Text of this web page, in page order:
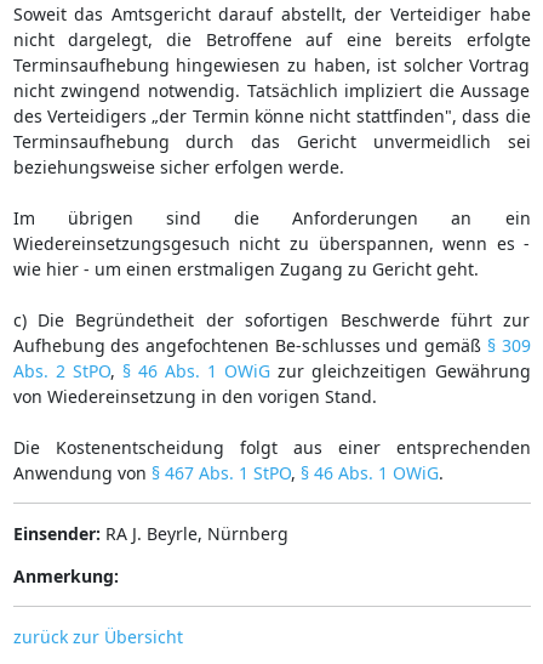
Soweit das Amtsgericht darauf abstellt, der Verteidiger habe
nicht dargelegt, die Betroffene auf eine bereits erfolgte
Terminsaufhebung hingewiesen zu haben, ist solcher Vortrag
nicht zwingend notwendig. Tatsächlich impliziert die Aussage
des Verteidigers „der Termin könne nicht stattfinden", dass die
Terminsaufhebung durch das Gericht unvermeidlich sei
beziehungsweise sicher erfolgen werde.
Im übrigen sind die Anforderungen an ein
Wiedereinsetzungsgesuch nicht zu überspannen, wenn es -
wie hier - um einen erstmaligen Zugang zu Gericht geht.
c) Die Begründetheit der sofortigen Beschwerde führt zur
Aufhebung des angefochtenen Be-schlusses und gemäß § 309
Abs. 2 StPO, § 46 Abs. 1 OWiG zur gleichzeitigen Gewährung
von Wiedereinsetzung in den vorigen Stand.
Die Kostenentscheidung folgt aus einer entsprechenden
Anwendung von § 467 Abs. 1 StPO, § 46 Abs. 1 OWiG.
Einsender: RA J. Beyrle, Nürnberg
Anmerkung:
zurück zur Übersicht